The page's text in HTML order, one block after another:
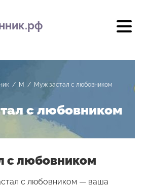
/ М / Муж застал с любовником
с любовником
с любовником
с любовником — ваша